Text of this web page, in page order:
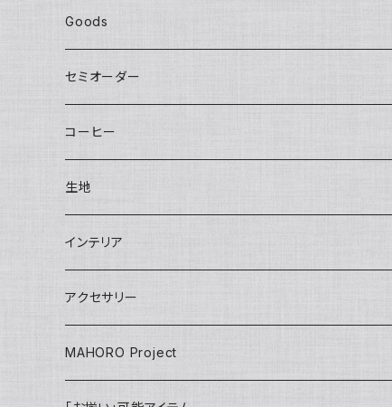
Huge bag
Janet tote
Sisal round
Sisal pochette
Banana
Other
Eco bag
Conference bag
Embroidery（刺繍）
LOVE
マチ付き
Big pouch
Small pouch
Adult
One piece
Overalls
Kids
Skirt
One piece
Goods
Hat
Adult
Kids
カチューシャ／Headband
Tie
Apron
Adult
Kids
Doll
Key ring
セミオーダー
Bag
Fashion
skirt
pants
コーヒー
生地
インテリア
壁掛け
アクセサリー
MAHORO Project